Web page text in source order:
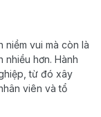
niềm vui mà còn là
hơn. Hành
từ đó xây
viên và tổ